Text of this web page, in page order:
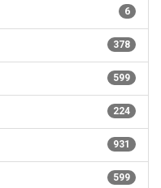
6
378
599
224
931
599